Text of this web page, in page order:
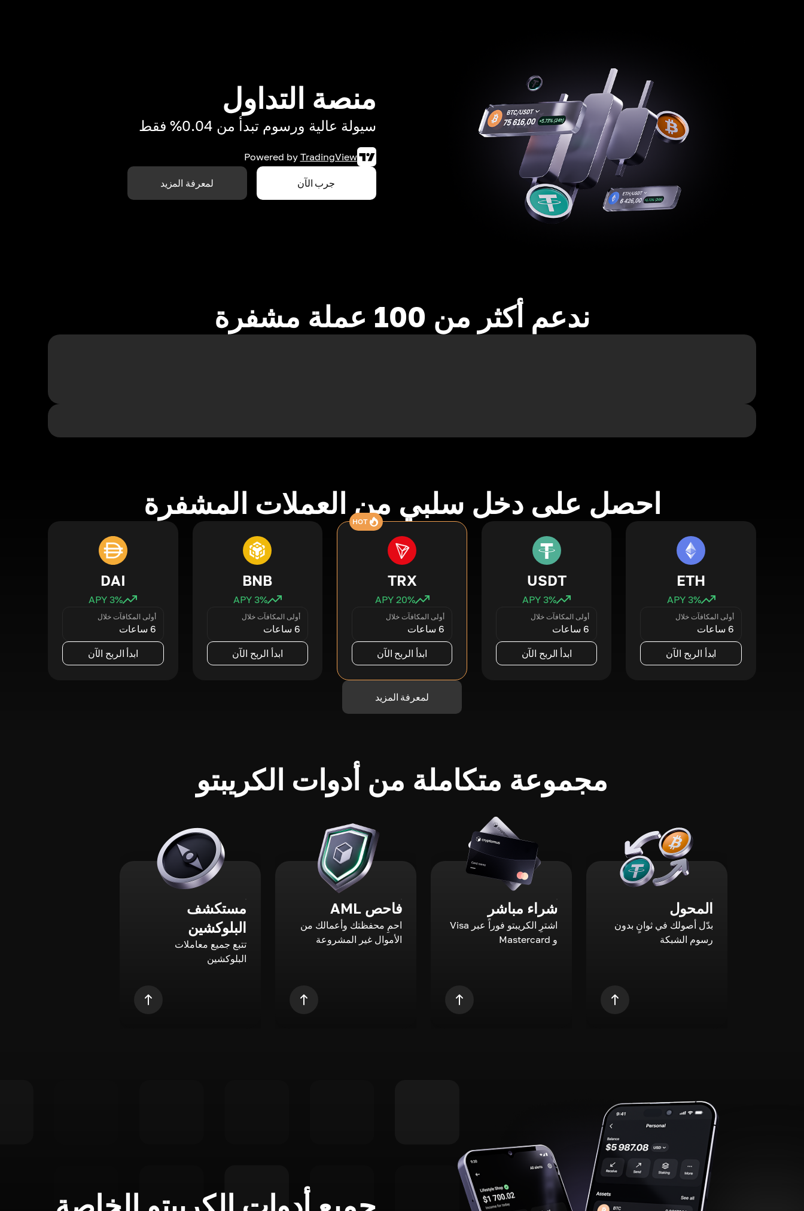
منصة التداول
سيولة عالية ورسوم تبدأ من 0.04% فقط
Powered by TradingView
جرب الآن لمعرفة المزيد
ندعم أكثر من 100 عملة مشفرة
احصل على دخل سلبي من العملات المشفرة
ETH
3% APY
أولى المكافآت خلال
6 ساعات
ابدأ الربح الآن
USDT
3% APY
أولى المكافآت خلال
6 ساعات
ابدأ الربح الآن
HOT
TRX
20% APY
أولى المكافآت خلال
6 ساعات
ابدأ الربح الآن
BNB
3% APY
أولى المكافآت خلال
6 ساعات
ابدأ الربح الآن
DAI
3% APY
أولى المكافآت خلال
6 ساعات
ابدأ الربح الآن
لمعرفة المزيد
مجموعة متكاملة من أدوات الكريبتو
المحول
بدّل أصولك في ثوانٍ بدون
رسوم الشبكة
شراء مباشر
اشترِ الكريبتو فوراً عبر Visa
و Mastercard
فاحص AML
احمِ محفظتك وأعمالك من
الأموال غير المشروعة
مستكشف
البلوكشين
تتبع جميع معاملات
البلوكشين